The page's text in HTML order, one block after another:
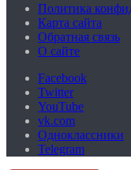
Политика
Карта сайта
Обратная связь
О сайте
Facebook
Twitter
YouTube
vk.com
Одноклассники
Telegram